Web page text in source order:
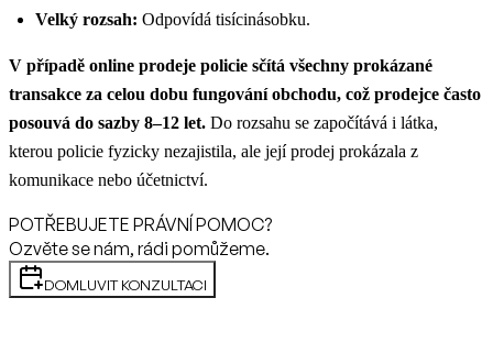
Velký rozsah: Odpovídá tisícinásobku.
V případě online prodeje policie sčítá všechny prokázané
transakce za celou dobu fungování obchodu, což prodejce často
posouvá do sazby 8–12 let. Do rozsahu se započítává i látka,
kterou policie fyzicky nezajistila, ale její prodej prokázala z
komunikace nebo účetnictví.
POTŘEBUJETE PRÁVNÍ POMOC?
Ozvěte se nám, rádi pomůžeme.
DOMLUVIT KONZULTACI